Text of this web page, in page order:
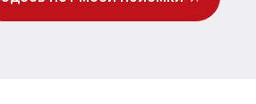
от 1190₽ Заказать